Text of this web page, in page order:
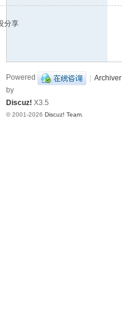
造
战
赛
B
B
分享
| Archiver
Powered
by
Discuz! X3.5
© 2001-2026 Discuz! Team